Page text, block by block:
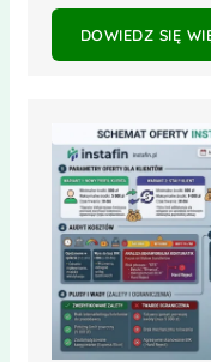
DOWIEDZ SIĘ